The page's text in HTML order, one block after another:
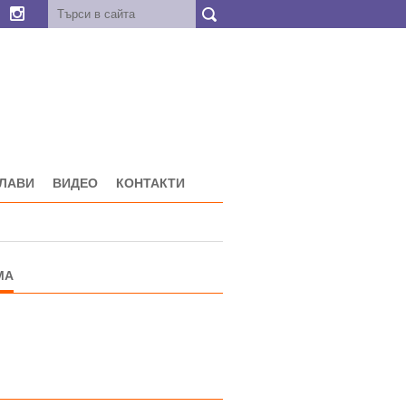
ВИДЕО КОНТАКТИ